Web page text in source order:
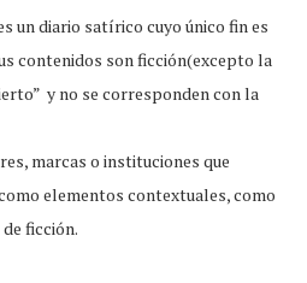
un diario satírico cuyo único fin es
contenidos son ficción(excepto la
y no se corresponden con la
marcas o instituciones que
elementos contextuales, como
ficción.